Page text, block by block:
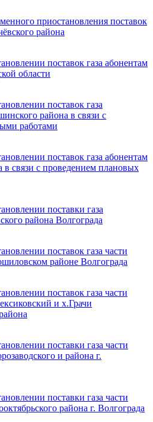
приостановления поставок
района
поставок газа абонентам
области
поставок газа
района в связи с
работами
поставок газа абонентам
связи с проведением плановых
поставки газа
района Волгограда
поставок газа части
районе Волгограда
поставок газа части
и х.Грачи
поставки газа части
и района г.
поставки газа части
района г. Волгограда